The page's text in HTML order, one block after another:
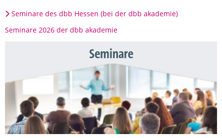
Seminare des dbb Hessen (bei der dbb akademie)
Seminare 2026 der dbb akademie
Seminare